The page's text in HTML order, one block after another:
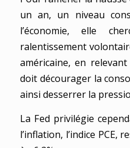
un an, un niveau
l’économie, elle
ralentissement
américaine, en
doit décourager la
ainsi desserrer la
La Fed privilégie
l’inflation, l’indice PCE,